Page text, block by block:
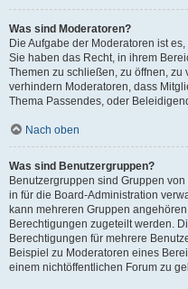
Was sind Moderatoren?
Die Aufgabe der Moderatoren ist
Sie haben das Recht, in ihrem
Themen zu schließen, zu öffnen,
verhindern Moderatoren, dass
Thema Passendes, oder
Nach oben
Was sind Benutzergruppen?
Benutzergruppen sind Gruppen
in für die Board-Administration
kann mehreren Gruppen
Berechtigungen zugeteilt werden.
Berechtigungen für mehrere
Beispiel zu Moderatoren eines
einem nichtöffentlichen Forum zu